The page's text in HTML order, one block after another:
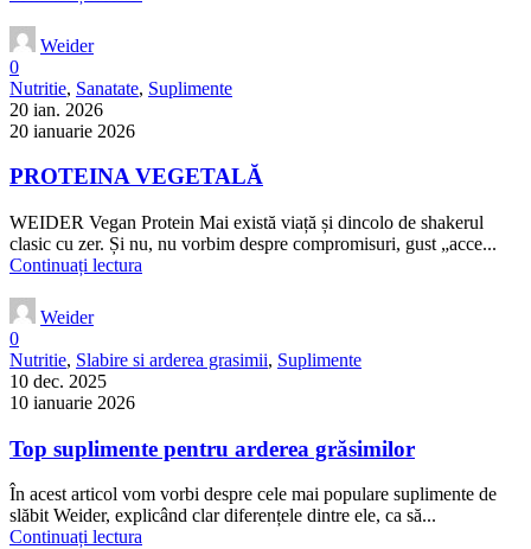
Weider
0
Nutritie, Sanatate, Suplimente
20 ian. 2026
20 ianuarie 2026
PROTEINA VEGETALĂ
WEIDER Vegan Protein Mai există viață și dincolo de shakerul
clasic cu zer. Și nu, nu vorbim despre compromisuri, gust „acce...
Continuați lectura
Weider
0
Nutritie, Slabire si arderea grasimii, Suplimente
10 dec. 2025
10 ianuarie 2026
Top suplimente pentru arderea grăsimilor
În acest articol vom vorbi despre cele mai populare suplimente de
slăbit Weider, explicând clar diferențele dintre ele, ca să...
Continuați lectura